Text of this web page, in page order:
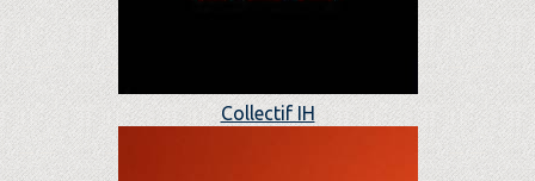
Collectif IH